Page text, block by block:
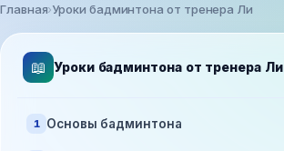
Главная Уроки бадминтона от тренера Ли
📖 Уроки бадминтона от тренера Ли
1 Основы бадминтона